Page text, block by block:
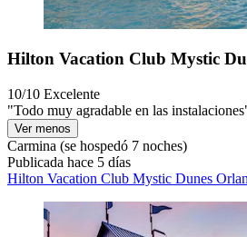
Hilton Vacation Club Mystic
10/10 Excelente
"Todo muy agradable en las
Ver menos
Carmina (se hospedó 7 noches)
Publicada hace 5 días
Hilton Vacation Club Mystic Dunes